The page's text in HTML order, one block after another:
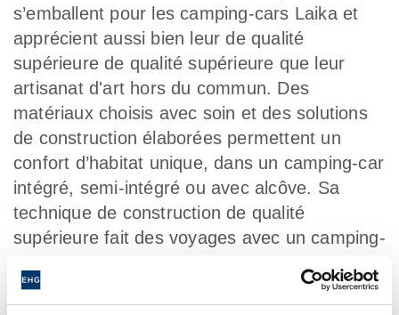
s’emballent pour les camping-cars Laika et
apprécient aussi bien leur de qualité
supérieure de qualité supérieure que leur
artisanat d'art hors du commun. Des
matériaux choisis avec soin et des solutions
de construction élaborées permettent un
confort d’habitat unique, dans un camping-car
intégré, semi-intégré ou avec alcôve. Sa
technique de construction de qualité
supérieure fait des voyages avec un camping-
Voyager dans un camping-car Laika : jamais